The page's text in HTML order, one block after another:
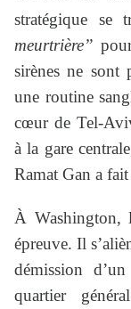
stratégique se
meurtrière”
sirènes ne sont
une routine
cœur de Tel-
à la gare
Ramat Gan a
À Washington,
épreuve. Il
démission
quartier